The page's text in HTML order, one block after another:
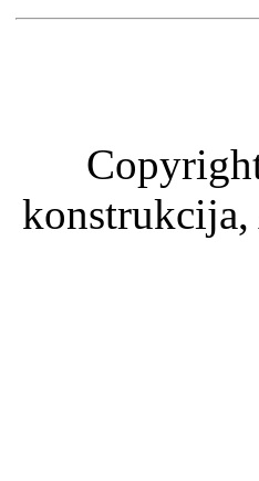
konstrukcija,